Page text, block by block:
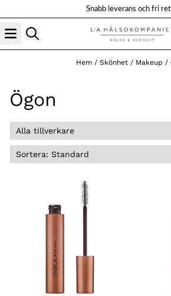
Snabb leverans och fri
Hem / Skönhet / Makeup /
Ögon